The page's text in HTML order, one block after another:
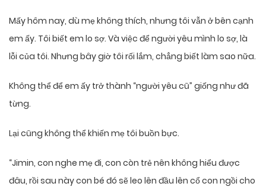
Mấy hôm nay, dù mẹ không thích, nhưng tôi vẫn ở bên cạnh
em ấy. Tôi biết em lo sợ. Và việc để người yêu mình lo sợ, là
lỗi của tôi. Nhưng bây giờ tôi rối lắm, chẳng biết làm sao nữa.
Không thể để em ấy trở thành “người yêu cũ” giống như đã
từng.
Lại cũng không thể khiến mẹ tôi buồn bực.
“Jimin, con nghe mẹ đi, con còn trẻ nên không hiểu được
đâu, rồi sau này con bé đó sẽ leo lên đầu lên cổ con ngồi cho